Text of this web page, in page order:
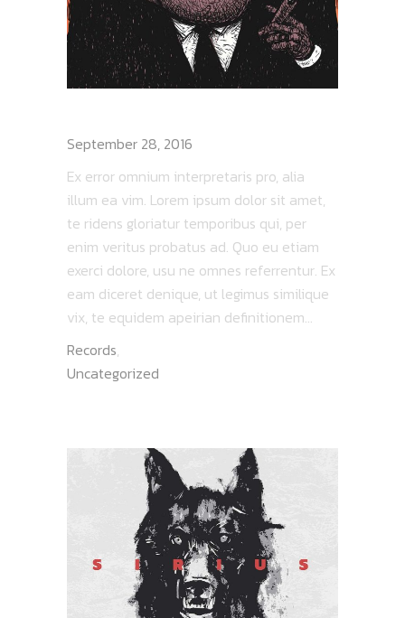
September 28, 2016
Ex error omnium interpretaris pro, alia
illum ea vim. Lorem ipsum dolor sit amet,
te ridens gloriatur temporibus qui, per
enim veritus probatus ad. Quo eu etiam
exerci dolore, usu ne omnes referrentur. Ex
eam diceret denique, ut legimus similique
vix, te equidem apeirian definitionem...
Records,
Uncategorized